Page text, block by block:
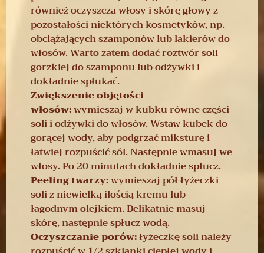
również oczyszcza włosy i skórę głowy z
pozostałości niektórych kosmetyków, np.
obciążających szamponów lub lakierów do
włosów. Warto zatem dodać roztwór soli
gorzkiej do szamponu lub odżywki i
dokładnie spłukać.
Zwiększenie objętości
włosów:wymieszaj w kubku równe części
soli i odżywki do włosów. Wstaw kubek do
gorącej wody, aby podgrzać miksturę i
łatwiej rozpuścić sól. Następnie wmasuj we
włosy. Po 20 minutach dokładnie spłucz.
Peeling twarzy:wymieszaj pół łyżeczki
soli z niewielką ilością kremu lub
łagodnym olejkiem. Delikatnie masuj
skórę, następnie spłucz wodą.
Oczyszczanie porów:łyżeczkę soli należy